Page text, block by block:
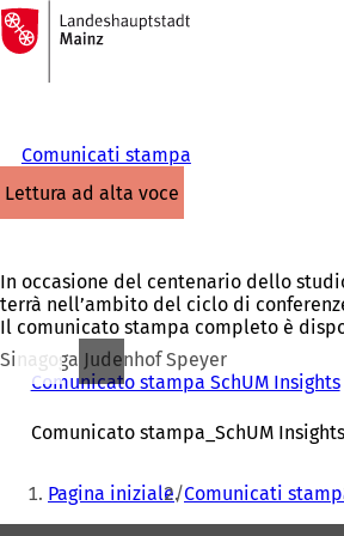
Vai al contenuto
Alla
pagina
iniziale
Comunicati stampa
lettura ad alta voce
In occasione del centenario dello
terrà nell’ambito del ciclo di
Il comunicato stampa completo è
Sinagoga Judenhof Speyer
Comunicato stampa SchUM Insights
Comunicato stampa_SchUM
Siete
qui:
Pagina iniziale Comunicati